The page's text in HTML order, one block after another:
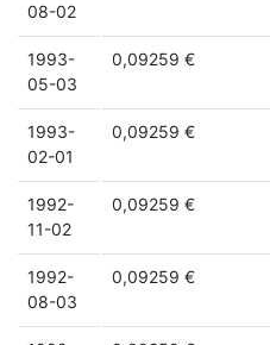
08-02
1993-
05-03
0,09259 €
1993-
02-01
0,09259 €
1992-
11-02
0,09259 €
1992-
08-03
0,09259 €